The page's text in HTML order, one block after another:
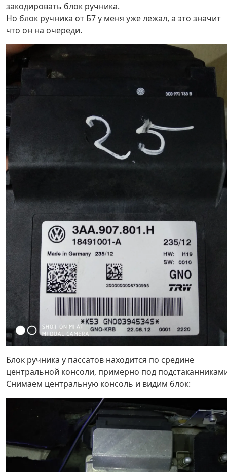
закодировать блок ручника.
Но блок ручника от Б7 у меня уже лежал, а это значит
что он на очереди.
Блок ручника у пассатов находится по средине
центральной консоли, примерно под
Снимаем центральную консоль и видим блок: